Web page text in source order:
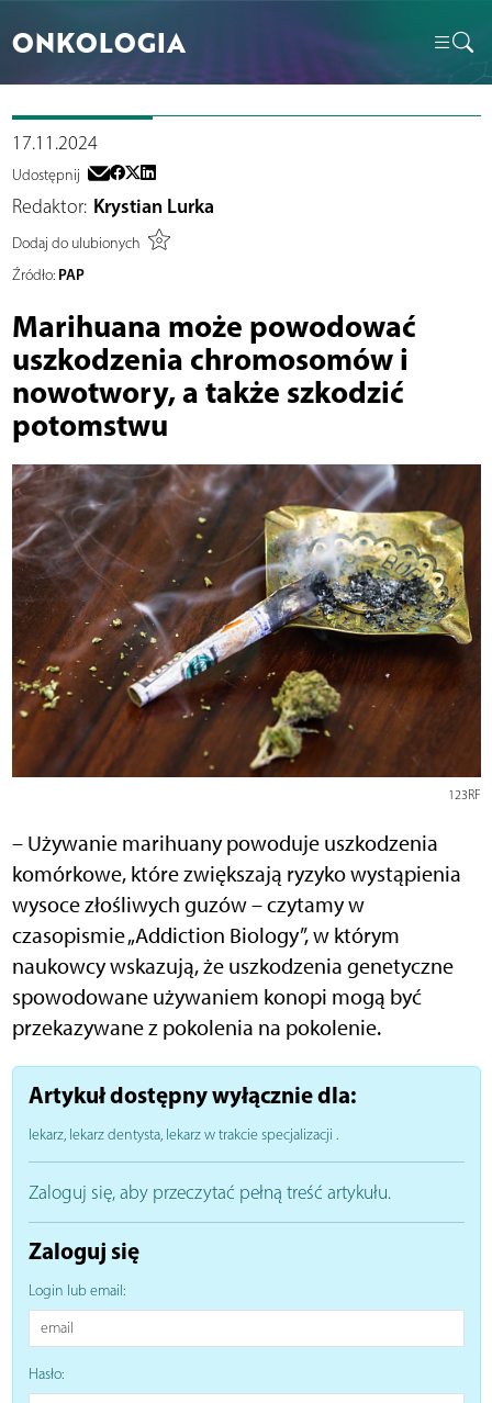
ONKOLOGIA
17.11.2024
Udostępnij
Redaktor: Krystian Lurka
Dodaj do ulubionych
Źródło: PAP
Marihuana może powodować
uszkodzenia chromosomów i
nowotwory, a także szkodzić
potomstwu
123RF
– Używanie marihuany powoduje uszkodzenia
komórkowe, które zwiększają ryzyko wystąpienia
wysoce złośliwych guzów – czytamy w
czasopismie „Addiction Biology”, w którym
naukowcy wskazują, że uszkodzenia genetyczne
spowodowane używaniem konopi mogą być
przekazywane z pokolenia na pokolenie.
Artykuł dostępny wyłącznie dla:
lekarz, lekarz dentysta, lekarz w trakcie specjalizacji .
Zaloguj się, aby przeczytać pełną treść artykułu.
Zaloguj się
Login lub email:
Hasło: